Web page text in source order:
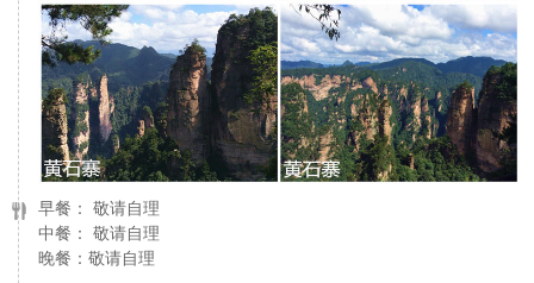
早餐： 敬请自理
中餐： 敬请自理
晚餐：敬请自理